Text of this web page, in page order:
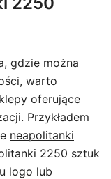
gdzie można
warto
oferujące
Przykładem
neapolitanki
2250 sztuk
logo lub